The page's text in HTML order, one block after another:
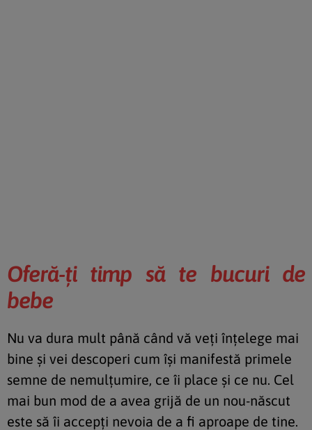
Oferă-ţi timp să te bucuri de
bebe
Nu va dura mult până când vă veţi înţelege mai
bine şi vei descoperi cum îşi manifestă primele
semne de nemulţumire, ce îi place şi ce nu. Cel
mai bun mod de a avea grijă de un nou-născut
este să îi accepţi nevoia de a fi aproape de tine.